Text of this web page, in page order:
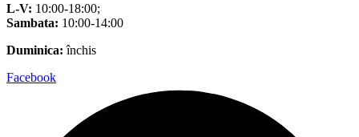
L-V: 10:00-18:00;
Sambata: 10:00-14:00
Duminica: închis
Facebook